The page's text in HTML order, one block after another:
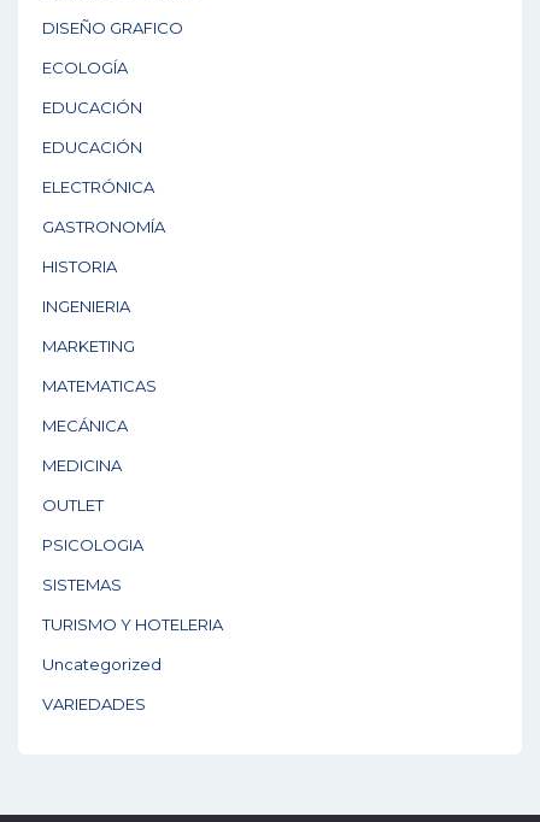
DISEÑO GRAFICO
ECOLOGÍA
EDUCACIÓN
EDUCACIÓN
ELECTRÓNICA
GASTRONOMÍA
HISTORIA
INGENIERIA
MARKETING
MATEMATICAS
MECÁNICA
MEDICINA
OUTLET
PSICOLOGIA
SISTEMAS
TURISMO Y HOTELERIA
Uncategorized
VARIEDADES